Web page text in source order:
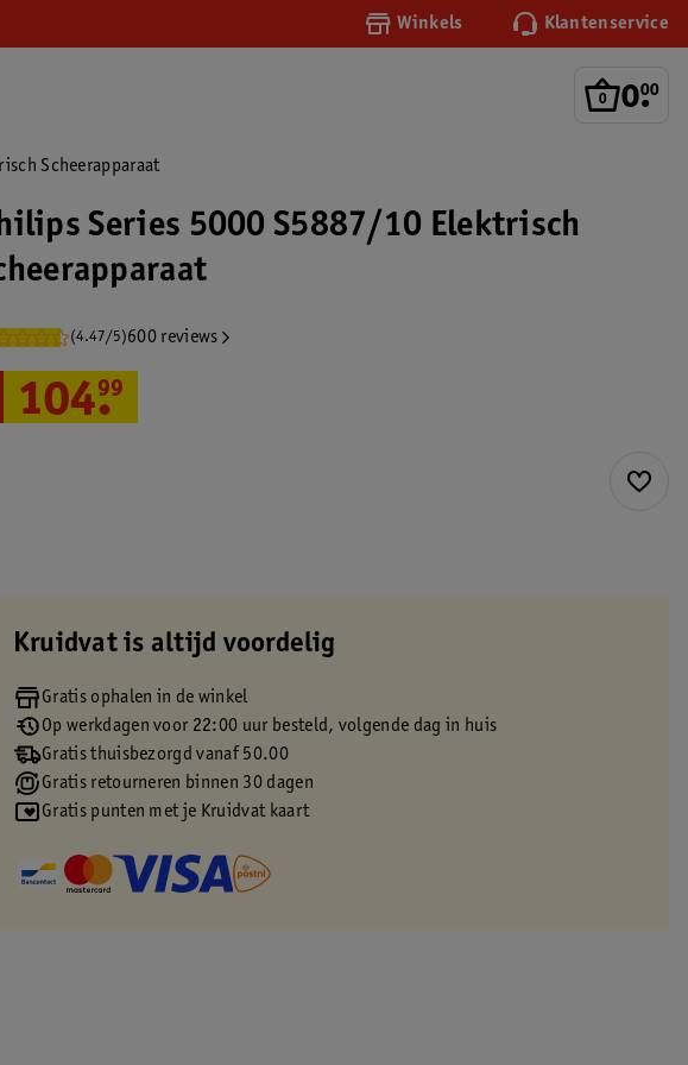
Winkels Klantenservice
0.
00
Scheerapparaat
Series 5000 S5887/10 Elektrisch
(4.47/5)600 reviews
104.
99
Kruidvat is altijd voordelig
Gratis ophalen in de winkel
Op werkdagen voor 22:00 uur besteld, volgende dag in huis
Gratis thuisbezorgd vanaf 50.00
Gratis retourneren binnen 30 dagen
Gratis punten met je Kruidvat kaart